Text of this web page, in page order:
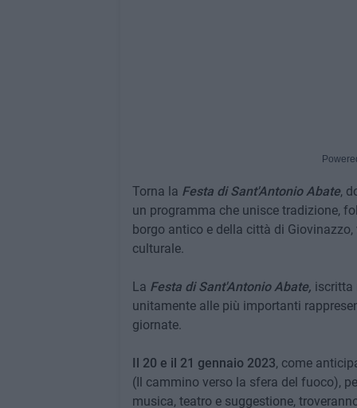
Torna la Festa di Sant'Antonio Abate,
un programma che unisce tradizione,
borgo antico e della città di
culturale.
La Festa di Sant'Antonio Abate, iscritta
unitamente alle più importanti
giornate.
Il 20 e il 21 gennaio 2023, come
(Il cammino verso la sfera del fuoco),
musica, teatro e suggestione,